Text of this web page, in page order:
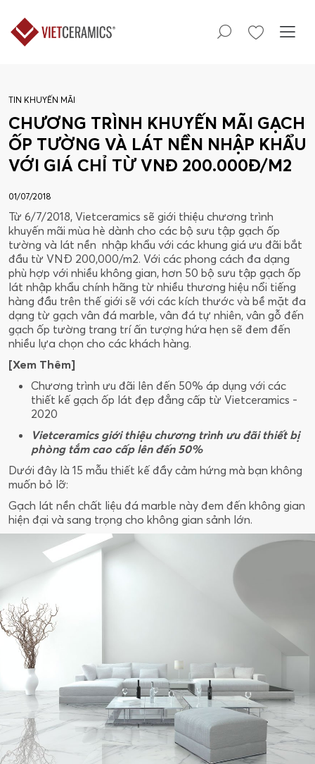
TIN KHUYẾN MÃI
CHƯƠNG TRÌNH KHUYẾN MÃI GẠCH
ỐP TƯỜNG VÀ LÁT NỀN NHẬP KHẨU
VỚI GIÁ CHỈ TỪ VNĐ 200.000Đ/M2
01/07/2018
Từ 6/7/2018, Vietceramics sẽ giới thiệu chương trình
khuyến mãi mùa hè dành cho các bộ sưu tập gạch ốp
tường và lát nền nhập khẩu với các khung giá ưu đãi bắt
đầu từ VNĐ 200,000/m2. Với các phong cách đa dạng
phù hợp với nhiều không gian, hơn 50 bộ sưu tập gạch ốp
lát nhập khẩu chính hãng từ nhiều thương hiệu nổi tiếng
hàng đầu trên thế giới sẽ với các kích thước và bề mặt đa
dạng từ gạch vân đá marble, vân đá tự nhiên, vân gỗ đến
gạch ốp tường trang trí ấn tượng hứa hẹn sẽ đem đến
nhiều lựa chọn cho các khách hàng.
[Xem Thêm]
Chương trình ưu đãi lên đến 50% áp dụng với các
thiết kế gạch ốp lát đẹp đẳng cấp từ Vietceramics -
2020
Vietceramics giới thiệu chương trình ưu đãi thiết bị
phòng tắm cao cấp lên đến 50%
Dưới đây là 15 mẫu thiết kế đầy cảm hứng mà bạn không
muốn bỏ lỡ:
Gạch lát nền chất liệu đá marble này đem đến không gian
hiện đại và sang trọng cho không gian sảnh lớn.